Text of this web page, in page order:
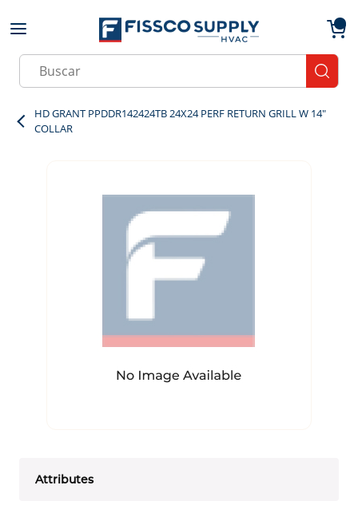
Skip to main content
Site Search
HD GRANT PPDDR142424TB 24X24 PERF RETURN GRILL W 14"
COLLAR
Attributes